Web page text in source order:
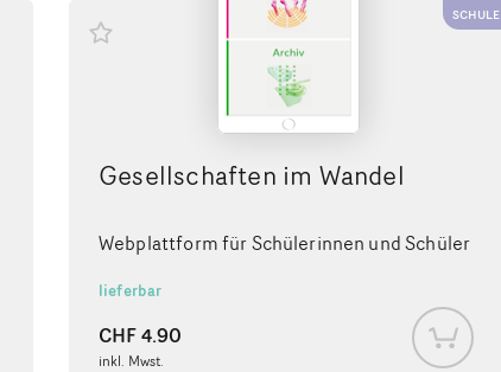
SCHULE
Gesellschaften im Wandel
Webplattform für Schülerinnen und Schüler
lieferbar
CHF4.90
inkl. Mwst.